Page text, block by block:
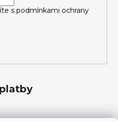
s podmínkami ochrany